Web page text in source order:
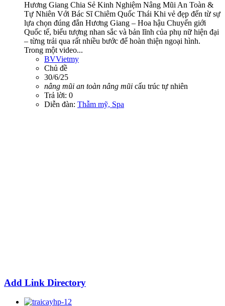
Hương Giang Chia Sẻ Kinh Nghiệm Nâng Mũi An Toàn &
Tự Nhiên Với Bác Sĩ Chiêm Quốc Thái Khi vẻ đẹp đến từ sự
lựa chọn đúng đắn Hương Giang – Hoa hậu Chuyển giới
Quốc tế, biểu tượng nhan sắc và bản lĩnh của phụ nữ hiện đại
– từng trải qua rất nhiều bước để hoàn thiện ngoại hình.
Trong một video...
BVVietmy
Chủ đề
30/6/25
nâng mũi an toàn nâng mũi cấu trúc tự nhiên
Trả lời: 0
Diễn đàn: Thẫm mỹ, Spa
Add Link Directory